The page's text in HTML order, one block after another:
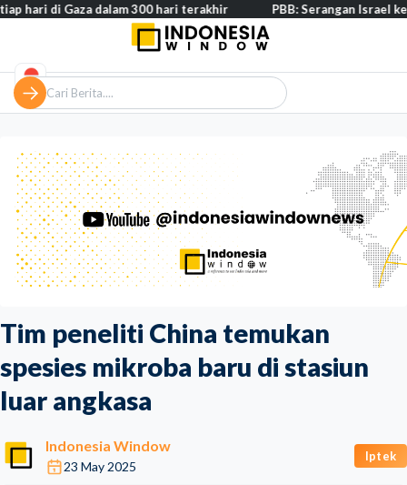
Tim peneliti China temukan
spesies mikroba baru di stasiun
luar angkasa
Indonesia Window
23 May 2025
Iptek
Gaza dalam 300 hari terakhir PBB: Serangan Israel ke